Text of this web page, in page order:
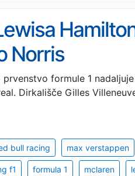
Norris
formule 1
Dirkališče Gilles
bull racing max verstappen
f1 formula 1 mclaren